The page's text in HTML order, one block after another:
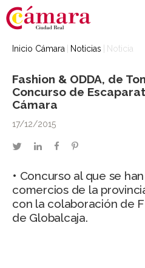
Inicio Cámara Noticias Noticia
Fashion & ODDA, de
Concurso de
Cámara
17/12/2015
twitterlinkedinfacebookpinterest
• Concurso al que se
comercios de la
con la colaboración de
de Globalcaja.